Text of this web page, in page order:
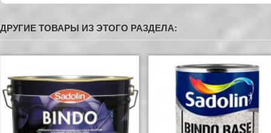
ДРУГИЕ ТОВАРЫ ИЗ ЭТОГО РАЗДЕЛА: